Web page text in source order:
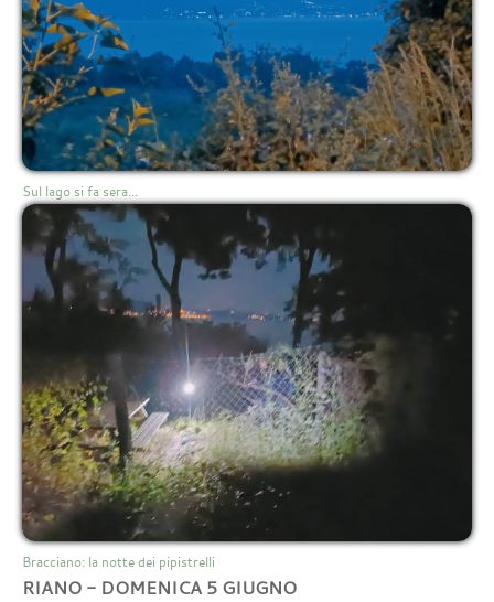
Sul lago si fa sera...
Bracciano: la notte dei pipistrelli
RIANO - DOMENICA 5 GIUGNO